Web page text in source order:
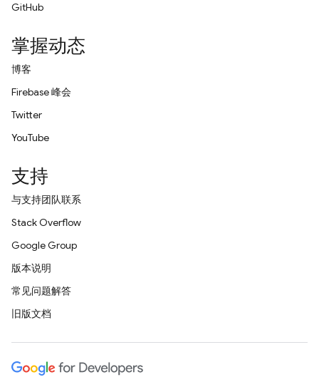
GitHub
掌握动态
博客
Firebase 峰会
Twitter
YouTube
支持
与支持团队联系
Stack Overflow
Google Group
版本说明
常见问题解答
旧版文档